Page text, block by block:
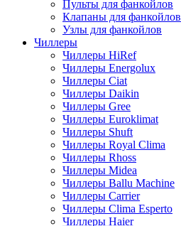
Пульты для фанкойлов
Клапаны для фанкойлов
Узлы для фанкойлов
Чиллеры
Чиллеры HiRef
Чиллеры Energolux
Чиллеры Ciat
Чиллеры Daikin
Чиллеры Gree
Чиллеры Euroklimat
Чиллеры Shuft
Чиллеры Royal Clima
Чиллеры Rhoss
Чиллеры Midea
Чиллеры Ballu Machine
Чиллеры Carrier
Чиллеры Clima Esperto
Чиллеры Haier